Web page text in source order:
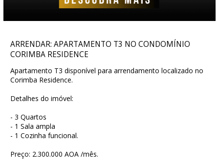
ARRENDAR: APARTAMENTO T3 NO CONDOMÍNIO
CORIMBA RESIDENCE
Apartamento T3 disponível para arrendamento localizado no
Corimba Residence.
Detalhes do imóvel:
- 3 Quartos
- 1 Sala ampla
- 1 Cozinha funcional.
Preço: 2.300.000 AOA /mês.